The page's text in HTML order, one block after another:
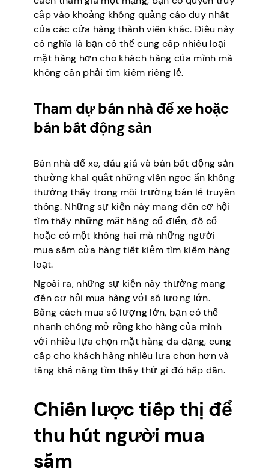
cập vào khoảng không quảng cáo duy nhất
của các cửa hàng thành viên khác. Điều này
có nghĩa là bạn có thể cung cấp nhiều loại
mặt hàng hơn cho khách hàng của mình mà
không cần phải tìm kiếm riêng lẻ.
Tham dự bán nhà để xe hoặc
bán bất động sản
Bán nhà để xe, đấu giá và bán bất động sản
thường khai quật những viên ngọc ẩn không
thường thấy trong môi trường bán lẻ truyền
thống. Những sự kiện này mang đến cơ hội
tìm thấy những mặt hàng cổ điển, đồ cổ
hoặc có một không hai mà những người
mua sắm cửa hàng tiết kiệm tìm kiếm hàng
loạt.
Ngoài ra, những sự kiện này thường mang
đến cơ hội mua hàng với số lượng lớn.
Bằng cách mua số lượng lớn, bạn có thể
nhanh chóng mở rộng kho hàng của mình
với nhiều lựa chọn mặt hàng đa dạng, cung
cấp cho khách hàng nhiều lựa chọn hơn và
tăng khả năng tìm thấy thứ gì đó hấp dẫn.
Chiến lược tiếp thị để
thu hút người mua
sắm